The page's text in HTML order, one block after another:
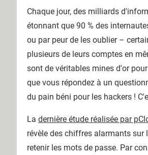
Chaque jour, des milliards
étonnant que 90 % des
ou par peur de les oublier –
plusieurs de leurs comptes en
sont de véritables mines d'or
que vous répondez à un
du pain béni pour les hackers !
La dernière étude réalisée par
révèle des chiffres alarmants sur
retenir les mots de passe. Par